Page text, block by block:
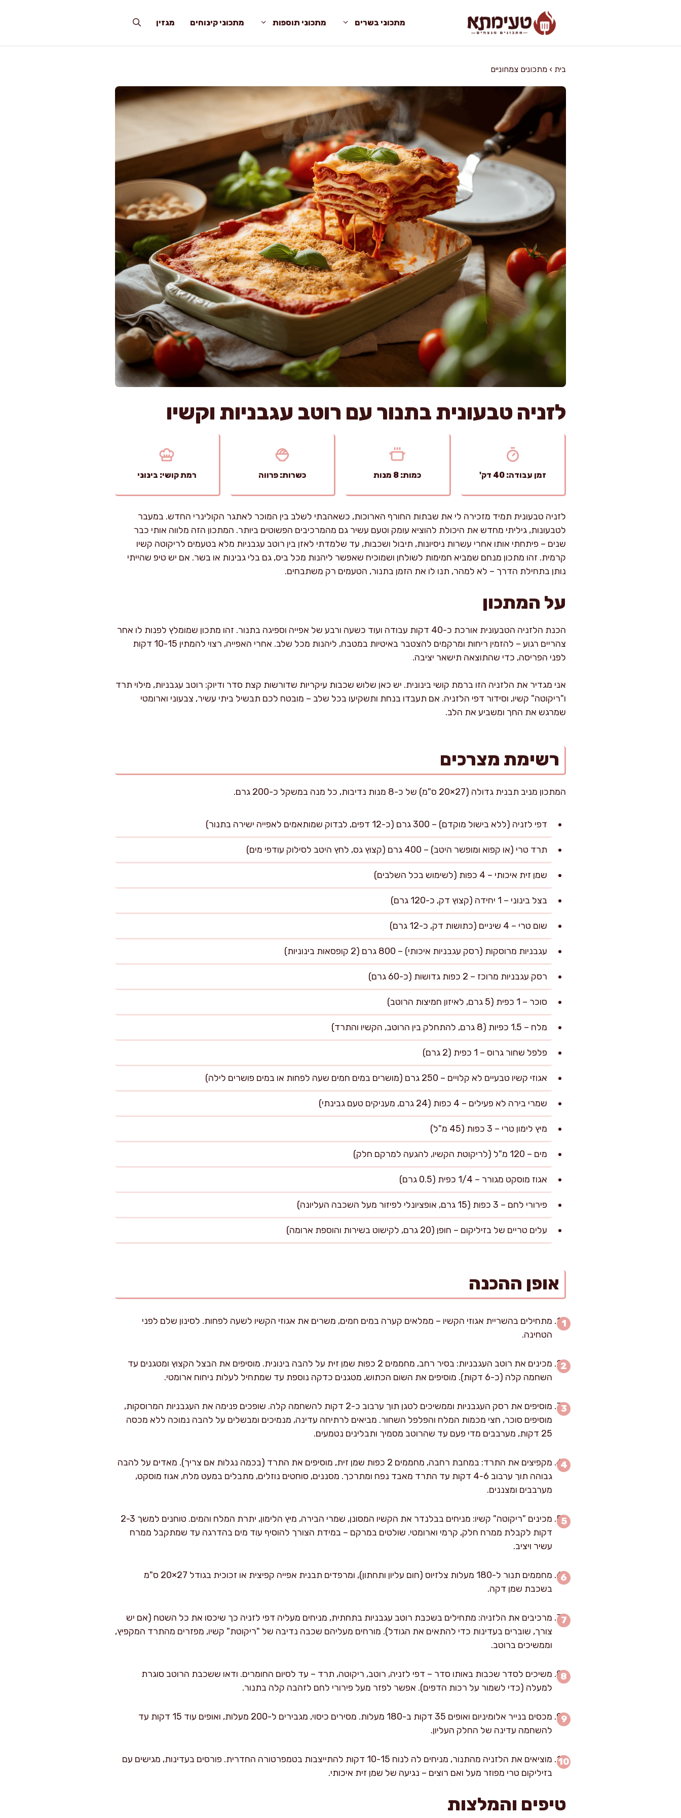
מתכוני בשרים מתכוני תוספות מתכוני קינוחים מגזין
בית › מתכונים צמחוניים
לזניה טבעונית בתנור עם רוטב עגבניות וקשיו
זמן עבודה: 40 דק' כמות: 8 מנות כשרות: פרווה רמת קושי: בינוני
לזניה טבעונית תמיד מזכירה לי את שבתות החורף הארוכות, כשאהבתי לשלב בין המוכר לאתגר הקולינרי החדש. במעבר
לטבעונות, גיליתי מחדש את היכולת להוציא עומק וטעם עשיר גם מהמרכיבים הפשוטים ביותר. המתכון הזה מלווה אותי כבר
שנים – פיתחתי אותו אחרי עשרות ניסיונות, תיבול ושכבות, עד שלמדתי לאזן בין רוטב עגבניות מלא בטעמים לריקוטה קשיו
קרמית. זהו מתכון מנחם שמביא חמימות לשולחן ושמוכיח שאפשר ליהנות מכל ביס, גם בלי גבינות או בשר. אם יש טיפ שהייתי
נותן בתחילת הדרך – לא למהר, תנו לו את הזמן בתנור, הטעמים רק משתבחים.
על המתכון
הכנת הלזניה הטבעונית אורכת כ-40 דקות עבודה ועוד כשעה ורבע של אפייה וספיגה בתנור. זהו מתכון שמומלץ לפנות לו אחר
צהריים רגוע – להזמין ריחות ומרקמים להצטבר באיטיות במטבח, ליהנות מכל שלב. אחרי האפייה, רצוי להמתין 10-15 דקות
לפני הפריסה, כדי שהתוצאה תישאר יציבה.
אני מגדיר את הלזניה הזו ברמת קושי בינונית. יש כאן שלוש שכבות עיקריות שדורשות קצת סדר ודיוק: רוטב עגבניות, מילוי תרד
ו"ריקוטה" קשיו, וסידור דפי הלזניה. אם תעבדו בנחת ותשקיעו בכל שלב – מובטח לכם תבשיל ביתי עשיר, צבעוני וארומטי
שמרגש את החך ומשביע את הלב.
רשימת מצרכים
המתכון מניב תבנית גדולה (27×20 ס"מ) של כ-8 מנות נדיבות, כל מנה במשקל כ-200 גרם.
דפי לזניה (ללא בישול מוקדם) – 300 גרם (כ-12 דפים, לבדוק שמותאמים לאפייה ישירה בתנור)
תרד טרי (או קפוא ומופשר היטב) – 400 גרם (קצוץ גס, לחץ היטב לסילוק עודפי מים)
שמן זית איכותי – 4 כפות (לשימוש בכל השלבים)
בצל בינוני – 1 יחידה (קצוץ דק, כ-120 גרם)
שום טרי – 4 שיניים (כתושות דק, כ-12 גרם)
עגבניות מרוסקות (רסק עגבניות איכותי) – 800 גרם (2 קופסאות בינוניות)
רסק עגבניות מרוכז – 2 כפות גדושות (כ-60 גרם)
סוכר – 1 כפית (5 גרם, לאיזון חמיצות הרוטב)
מלח – 1.5 כפיות (8 גרם, להתחלק בין הרוטב, הקשיו והתרד)
פלפל שחור גרוס – 1 כפית (2 גרם)
אגוזי קשיו טבעיים לא קלויים – 250 גרם (מושרים במים חמים שעה לפחות או במים פושרים לילה)
שמרי בירה לא פעילים – 4 כפות (24 גרם, מעניקים טעם גבינתי)
מיץ לימון טרי – 3 כפות (45 מ"ל)
מים – 120 מ"ל (לריקוטת הקשיו, להגעה למרקם חלק)
אגוז מוסקט מגורר – 1/4 כפית (0.5 גרם)
פירורי לחם – 3 כפות (15 גרם, אופציונלי לפיזור מעל השכבה העליונה)
עלים טריים של בזיליקום – חופן (20 גרם, לקישוט בשירות והוספת ארומה)
אופן ההכנה
מתחילים בהשריית אגוזי הקשיו – ממלאים קערה במים חמים, משרים את אגוזי הקשיו לשעה לפחות. לסינון שלם לפני
הטחינה.
מכינים את רוטב העגבניות: בסיר רחב, מחממים 2 כפות שמן זית על להבה בינונית. מוסיפים את הבצל הקצוץ ומטגנים עד
השחמה קלה (כ-6 דקות). מוסיפים את השום הכתוש, מטגנים כדקה נוספת עד שמתחיל לעלות ניחוח ארומטי.
מוסיפים את רסק העגבניות וממשיכים לטגן תוך ערבוב כ-2 דקות להשחמה קלה. שופכים פנימה את העגבניות המרוסקות,
מוסיפים סוכר, חצי מכמות המלח והפלפל השחור. מביאים לרתיחה עדינה, מנמיכים ומבשלים על להבה נמוכה ללא מכסה
25 דקות, מערבבים מדי פעם עד שהרוטב מסמיך ותבלינים נטמעים.
מקפיצים את התרד: במחבת רחבה, מחממים 2 כפות שמן זית, מוסיפים את התרד (בכמה נגלות אם צריך). מאדים על להבה
גבוהה תוך ערבוב 4-6 דקות עד התרד מאבד נפח ומתרכך. מסננים, סוחטים נוזלים, מתבלים במעט מלח, אגוז מוסקט,
מערבבים ומצננים.
מכינים "ריקוטה" קשיו: מניחים בבלנדר את הקשיו המסונן, שמרי הבירה, מיץ הלימון, יתרת המלח והמים. טוחנים למשך 2-3
דקות לקבלת ממרח חלק, קרמי וארומטי. שולטים במרקם – במידת הצורך להוסיף עוד מים בהדרגה עד שמתקבל ממרח
עשיר ויציב.
מחממים תנור ל-180 מעלות צלזיוס (חום עליון ותחתון), ומרפדים תבנית אפייה קפיצית או זכוכית בגודל 27×20 ס"מ
בשכבת שמן דקה.
מרכיבים את הלזניה: מתחילים בשכבת רוטב עגבניות בתחתית, מניחים מעליה דפי לזניה כך שיכסו את כל השטח (אם יש
צורך, שוברים בעדינות כדי להתאים את הגודל). מורחים מעליהם שכבה נדיבה של "ריקוטת" קשיו, מפזרים מהתרד המקפיץ,
וממשיכים ברוטב.
משיכים לסדר שכבות באותו סדר – דפי לזניה, רוטב, ריקוטה, תרד – עד לסיום החומרים. ודאו ששכבת הרוטב סוגרת
למעלה (כדי לשמור על רכות הדפים). אפשר לפזר מעל פירורי לחם לזהבה קלה בתנור.
מכסים בנייר אלומיניום ואופים 35 דקות ב-180 מעלות. מסירים כיסוי, מגבירים ל-200 מעלות, ואופים עוד 15 דקות עד
להשחמה עדינה של החלק העליון.
מוציאים את הלזניה מהתנור, מניחים לה לנוח 10-15 דקות להתייצבות בטמפרטורה החדרית. פורסים בעדינות, מגישים עם
בזיליקום טרי מפוזר מעל ואם רוצים – נגיעה של שמן זית איכותי.
טיפים והמלצות